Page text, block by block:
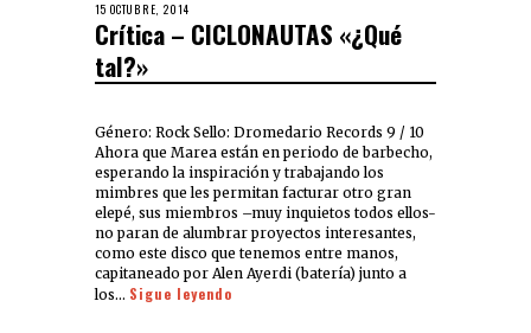
15 OCTUBRE, 2014
Crítica – CICLONAUTAS «¿Qué
tal?»
Género: Rock Sello: Dromedario Records 9 / 10
Ahora que Marea están en periodo de barbecho,
esperando la inspiración y trabajando los
mimbres que les permitan facturar otro gran
elepé, sus miembros –muy inquietos todos ellos-
no paran de alumbrar proyectos interesantes,
como este disco que tenemos entre manos,
capitaneado por Alen Ayerdi (batería) junto a
los… Sigue leyendo